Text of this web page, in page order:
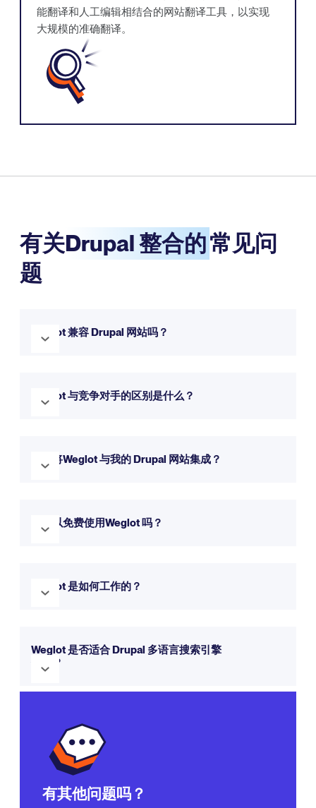
能翻译和人工编辑相结合的网站翻译工具，以实现
大规模的准确翻译。
有关Drupal 整合的常见问
题
Weglot 兼容 Drupal 网站吗？
分钟就能让您的网站使用多种语言。您可以免费试用。
Weglot 与竞争对手的区别是什么？
以查看我们的比较页面了解更多详情。
如何将Weglot 与我的 Drupal 网站集成？
我们在上述资源中提供的分步指南开始操作。
我可以免费使用Weglot 吗？
否则您可以继续使用我们的永久免费计划。
Weglot 是如何工作的？
管理翻译的完全控制权。了解有关Weglot 工作原理的
Weglot 是否适合 Drupal 多语言搜索引擎
优化？
hreflang 标签、翻译元数据和子目录或子域结构。
有其他问题吗？